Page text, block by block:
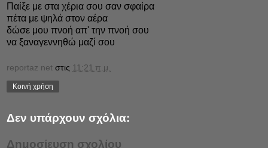
Παίξε με στα χέρια σου σαν σφαίρα
πέτα με ψηλά στον αέρα
δώσε μου πνοή απ' την πνοή σου
να ξαναγεννηθώ μαζί σου
reportaz net στις 11:21 π.μ.
Κοινή χρήση
Δεν υπάρχουν σχόλια:
Δημοσίευση σχολίου